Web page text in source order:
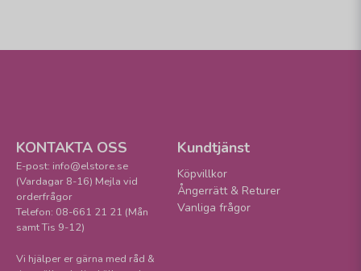
KONTAKTA OSS
E-post: info@elstore.se
(Vardagar 8-16) Mejla vid
orderfrågor
Telefon: 08-661 21 21 (Mån
samt Tis 9-12)
Vi hjälper er gärna med råd &
Kundtjänst
Köpvillkor
Ångerrätt & Returer
Vanliga frågor